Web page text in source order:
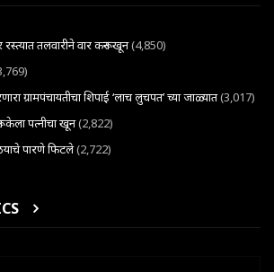
तलवारीने वार करून खून(4,850)
ग्रामपंचायतीचा शिपाई ‘लाच लुचपत’ च्या जाळ्यात(3,017)
केला पत्नीचा खून(2,822)
पारणे फिटले(2,722)